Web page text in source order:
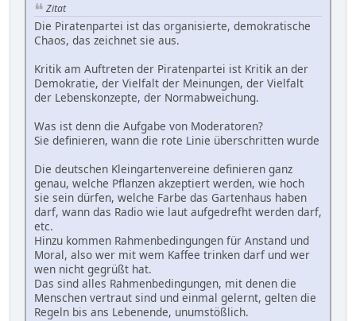
Zitat
Die Piratenpartei ist das organisierte, demokratische
Chaos, das zeichnet sie aus.
Kritik am Auftreten der Piratenpartei ist Kritik an der
Demokratie, der Vielfalt der Meinungen, der Vielfalt
der Lebenskonzepte, der Normabweichung.
Was ist denn die Aufgabe von Moderatoren?
Sie definieren, wann die rote Linie überschritten wurde
Die deutschen Kleingartenvereine definieren ganz
genau, welche Pflanzen akzeptiert werden, wie hoch
sie sein dürfen, welche Farbe das Gartenhaus haben
darf, wann das Radio wie laut aufgedrefht werden darf,
etc.
Hinzu kommen Rahmenbedingungen für Anstand und
Moral, also wer mit wem Kaffee trinken darf und wer
wen nicht gegrüßt hat.
Das sind alles Rahmenbedingungen, mit denen die
Menschen vertraut sind und einmal gelernt, gelten die
Regeln bis ans Lebenende, unumstößlich.